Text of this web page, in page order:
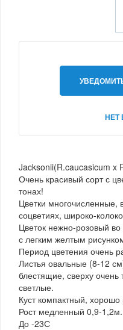
НЕТ
Jacksonii(R.caucasicum x
Очень красивый сорт с
тонах!
Цветки многочисленные,
соцветиях, широко-
Цветок нежно-розовый
с легким желтым
Период цветения очень
Листья овальные (8-12
блестящие, сверху
светлые.
Куст компактный,
Рост медленный 0,9-1,2м.
До -23С